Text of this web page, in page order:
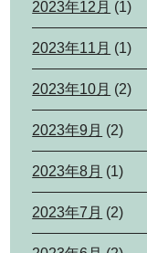
2023年12月 (1)
2023年11月 (1)
2023年10月 (2)
2023年9月 (2)
2023年8月 (1)
2023年7月 (2)